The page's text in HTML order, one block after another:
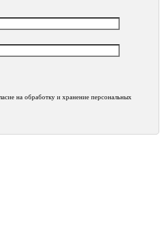
на обработку и хранение персональных